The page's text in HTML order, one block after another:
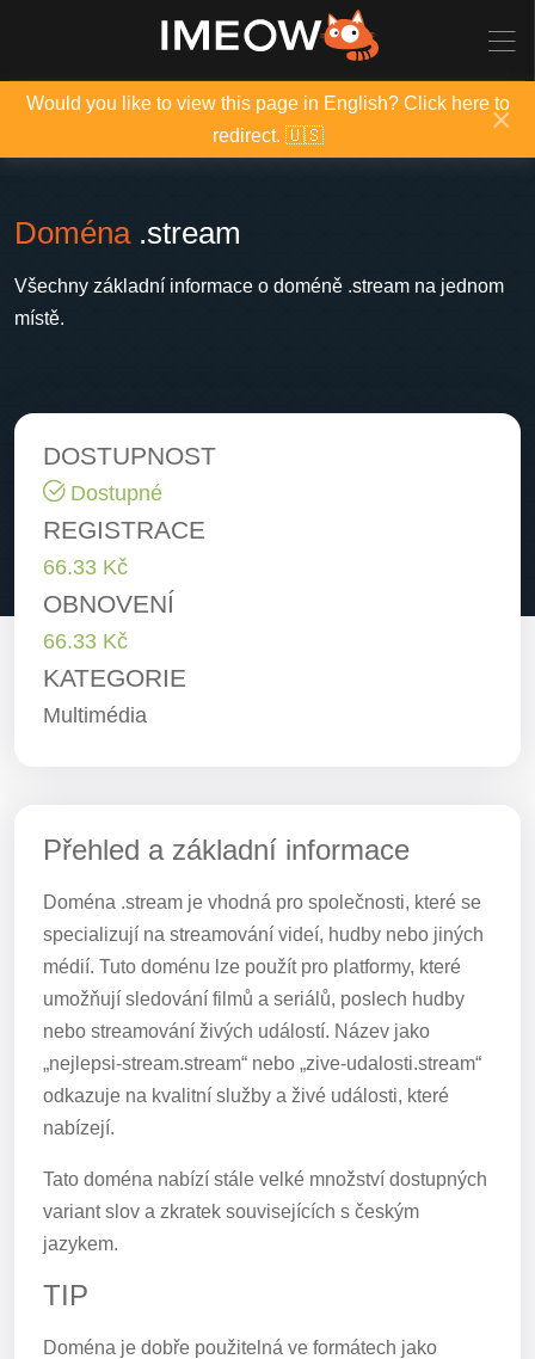
Would you like to view this page in English? Click here to
redirect. 🇺🇸
×
Doména.stream
Všechny základní informace o doméně .stream na jednom
místě.
DOSTUPNOST
Dostupné
REGISTRACE
66.33 Kč
OBNOVENÍ
66.33 Kč
KATEGORIE
Multimédia
Přehled a základní informace
Doména .stream je vhodná pro společnosti, které se
specializují na streamování videí, hudby nebo jiných
médií. Tuto doménu lze použít pro platformy, které
umožňují sledování filmů a seriálů, poslech hudby
nebo streamování živých událostí. Název jako
„nejlepsi-stream.stream“ nebo „zive-udalosti.stream“
odkazuje na kvalitní služby a živé události, které
nabízejí.
Tato doména nabízí stále velké množství dostupných
variant slov a zkratek souvisejících s českým
jazykem.
TIP
Doména je dobře použitelná ve formátech jako